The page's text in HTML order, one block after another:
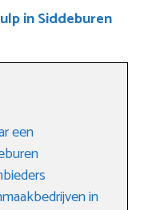
in Siddeburen
een
in